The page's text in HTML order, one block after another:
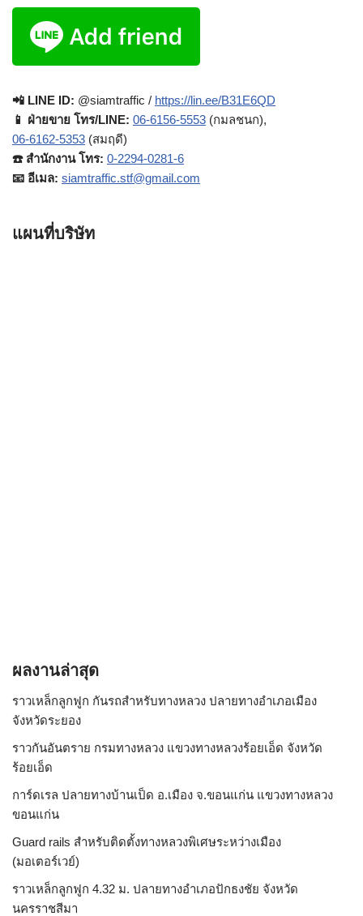
📲 LINE ID: @siamtraffic / https://lin.ee/B31E6QD
📱 ฝ่ายขาย โทร/LINE: 06-6156-5553 (กมลชนก),
06-6162-5353 (สมฤดี)
☎️ สำนักงาน โทร: 0-2294-0281-6
📧 อีเมล: siamtraffic.stf@gmail.com
แผนที่บริษัท
ผลงานล่าสุด
ราวเหล็กลูกฟูก กันรถสําหรับทางหลวง ปลายทางอำเภอเมือง
จังหวัดระยอง
ราวกันอันตราย กรมทางหลวง แขวงทางหลวงร้อยเอ็ด จังหวัด
ร้อยเอ็ด
การ์ดเรล ปลายทางบ้านเป็ด อ.เมือง จ.ขอนแก่น แขวงทางหลวง
ขอนแก่น
Guard rails สำหรับติดตั้งทางหลวงพิเศษระหว่างเมือง
(มอเตอร์เวย์)
ราวเหล็กลูกฟูก 4.32 ม. ปลายทางอำเภอปักธงชัย จังหวัด
นครราชสีมา